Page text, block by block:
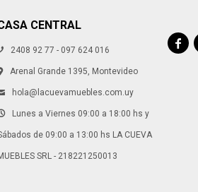
CENTRAL
2408 92 77 - 097 624 016
Arenal Grande 1395, Montevideo
hola@lacuevamuebles.com.uy
Lunes a Viernes 09:00 a 18:00 hs y
de 09:00 a 13:00 hs LA CUEVA
SRL - 218221250013
